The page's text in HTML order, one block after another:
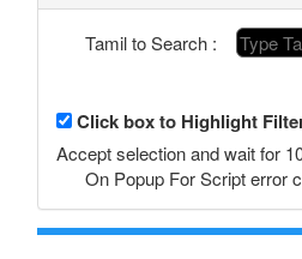
Tamil to Search :
Click box to Highlight
Accept selection and wait for
On Popup For Script error